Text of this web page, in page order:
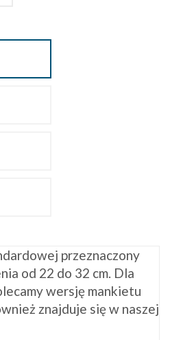
przeznaczony
od 22 do 32 cm. Dla
wersję mankietu
znajduje się w naszej